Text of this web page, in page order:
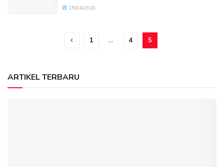
15/04/2020
1 … 4 5
ARTIKEL TERBARU